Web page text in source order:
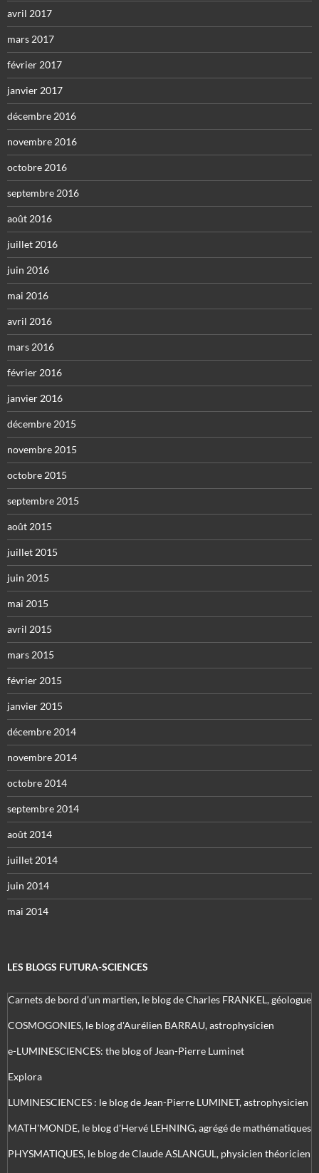
avril 2017
mars 2017
février 2017
janvier 2017
décembre 2016
novembre 2016
octobre 2016
septembre 2016
août 2016
juillet 2016
juin 2016
mai 2016
avril 2016
mars 2016
février 2016
janvier 2016
décembre 2015
novembre 2015
octobre 2015
septembre 2015
août 2015
juillet 2015
juin 2015
mai 2015
avril 2015
mars 2015
février 2015
janvier 2015
décembre 2014
novembre 2014
octobre 2014
septembre 2014
août 2014
juillet 2014
juin 2014
mai 2014
LES BLOGS FUTURA-SCIENCES
Carnets de bord d’un martien, le blog de Charles FRANKEL, géologue
COSMOGONIES, le blog d'Aurélien BARRAU, astrophysicien
e-LUMINESCIENCES: the blog of Jean-Pierre Luminet
Explora
LUMINESCIENCES : le blog de Jean-Pierre LUMINET, astrophysicien
MATH'MONDE, le blog d'Hervé LEHNING, agrégé de mathématiques
PHYSMATIQUES, le blog de Claude ASLANGUL, physicien théoricien